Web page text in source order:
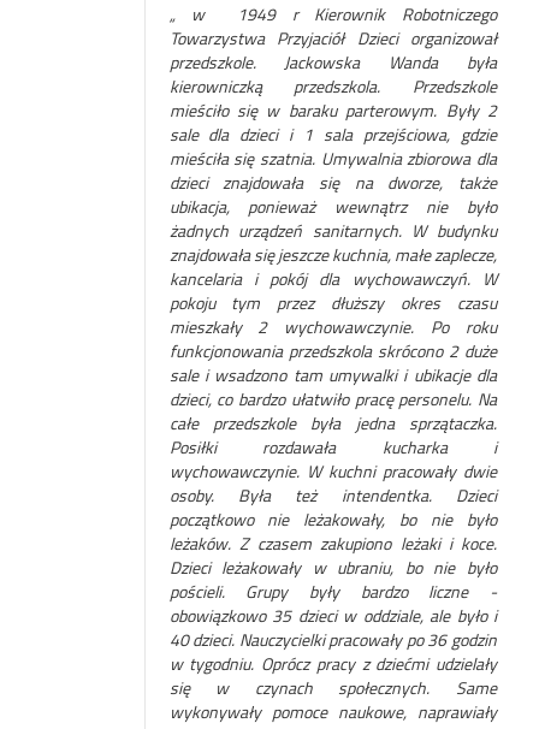
„ w 1949 r Kierownik Robotniczego
Towarzystwa Przyjaciół Dzieci organizował
przedszkole. Jackowska Wanda była
kierowniczką przedszkola. Przedszkole
mieściło się w baraku parterowym. Były 2
sale dla dzieci i 1 sala przejściowa, gdzie
mieściła się szatnia. Umywalnia zbiorowa dla
dzieci znajdowała się na dworze, także
ubikacja, ponieważ wewnątrz nie było
żadnych urządzeń sanitarnych. W budynku
znajdowała się jeszcze kuchnia, małe zaplecze,
kancelaria i pokój dla wychowawczyń. W
pokoju tym przez dłuższy okres czasu
mieszkały 2 wychowawczynie. Po roku
funkcjonowania przedszkola skrócono 2 duże
sale i wsadzono tam umywalki i ubikacje dla
dzieci, co bardzo ułatwiło pracę personelu. Na
całe przedszkole była jedna sprzątaczka.
Posiłki rozdawała kucharka i
wychowawczynie. W kuchni pracowały dwie
osoby. Była też intendentka. Dzieci
początkowo nie leżakowały, bo nie było
leżaków. Z czasem zakupiono leżaki i koce.
Dzieci leżakowały w ubraniu, bo nie było
pościeli. Grupy były bardzo liczne -
obowiązkowo 35 dzieci w oddziale, ale było i
40 dzieci. Nauczycielki pracowały po 36 godzin
w tygodniu. Oprócz pracy z dziećmi udzielały
się w czynach społecznych. Same
wykonywały pomoce naukowe, naprawiały